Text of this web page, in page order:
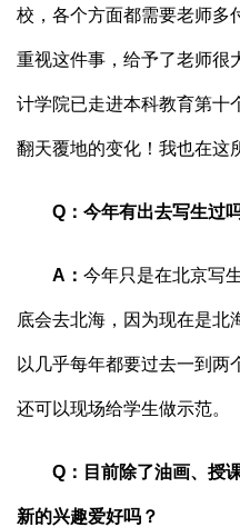
校，各个方面都需要老师多
重视这件事，给予了老师很
计学院已走进本科教育第十
翻天覆地的变化！我也在这
Q ： 今年有出去写生过
A ： 今年只是在北京写
底会去北海，因为现在是北
以几乎每年都要过去一到两
还可以现场给学生做示范。
Q ： 目前除了油画、授
新的兴趣爱好吗？